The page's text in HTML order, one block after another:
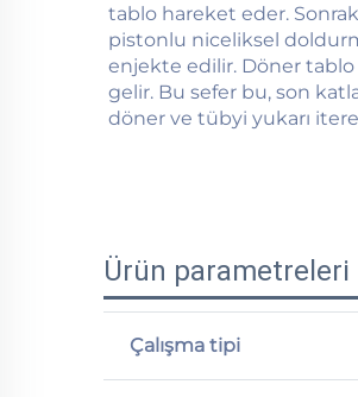
tablo hareket eder.
pistonlu niceliksel
enjekte edilir. Döner
gelir. Bu sefer bu, son
döner ve tübyi yukarı
Ürün parametreleri
Çalışma tipi